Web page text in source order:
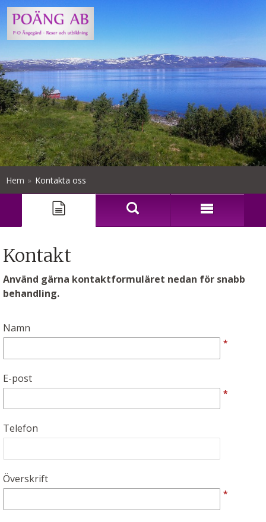
Hem » Kontakta oss
Kontakt
Använd gärna kontaktformuläret nedan för snabb
behandling.
Namn
*
E-post
*
Telefon
Överskrift
*